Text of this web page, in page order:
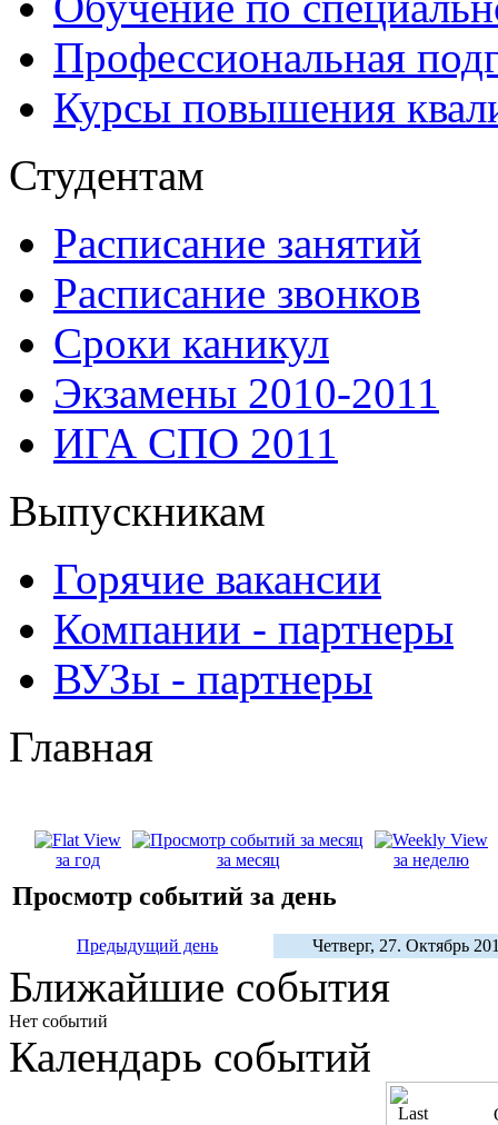
Профессиональная
Курсы повышения
Студентам
Расписание занятий
Расписание звонков
Сроки каникул
Экзамены 2010-2011
ИГА СПО 2011
Выпускникам
Горячие вакансии
Компании - партнеры
ВУЗы - партнеры
Главная
за год за месяц за неделю
Просмотр событий за день
Предыдущий день Четверг, 27. Октябрь
Ближайшие события
Нет событий
Календарь событий